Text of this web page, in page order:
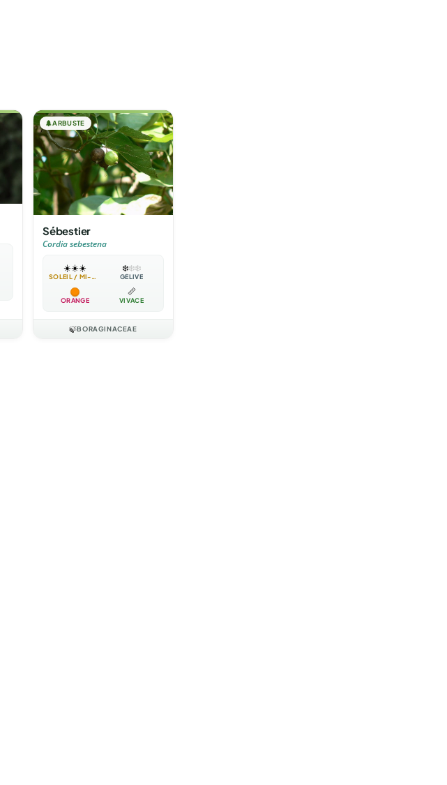
🌲ARBUSTE
Sébestier
Cordia sebestena
☀️☀️☀️
SOLEIL / MI-OMBRE
❄️❄️❄️
GÉLIVE
ORANGE
📏
VIVACE
🍃BORAGINACEAE